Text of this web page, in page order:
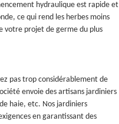
hydraulique est rapide et
ce qui rend les herbes moins
votre projet de germe du plus
pas trop considérablement de
envoie des artisans jardiniers
haie, etc. Nos jardiniers
en garantissant des